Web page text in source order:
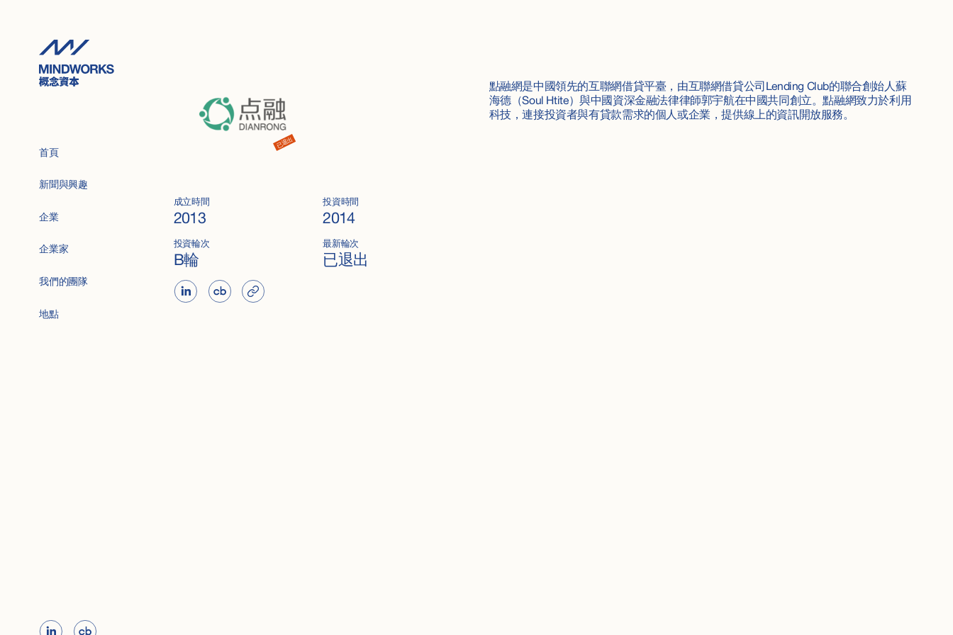
首頁
新聞與興趣
企業
企業家
我們的團隊
地點
點融網是中國領先的互聯網借貸平臺，由互聯網借貸公司Lending Club的聯合創始人蘇
海德（Soul Htite）與中國資深金融法律律師郭宇航在中國共同創立。點融網致力於利用
科技，連接投資者與有貸款需求的個人或企業，提供線上的資訊開放服務。
已退出
成立時間
2013
投資輪次
B輪
投資時間
2014
最新輪次
已退出